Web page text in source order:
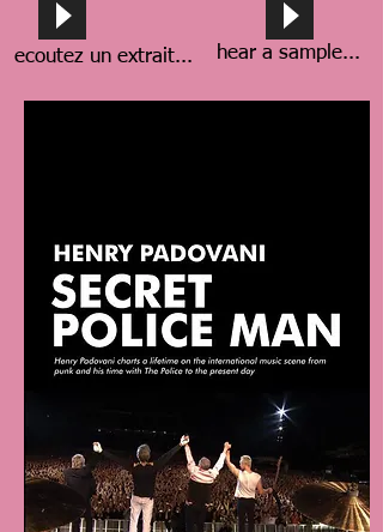
ecoutez un extrait... hear a sample...